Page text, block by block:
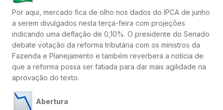
Por aqui, mercado fica de olho nos dados do IPCA de junho
a serem divulgados nesta terça-feira com projeções
indicando uma deflação de 0,10%. O presidente do Senado
debate votação da reforma tributária com os ministros da
Fazenda e Planejamento e também reverbera a notícia de
que a reforma possa ser fatiada para dar mais agilidade na
aprovação do texto.
Abertura